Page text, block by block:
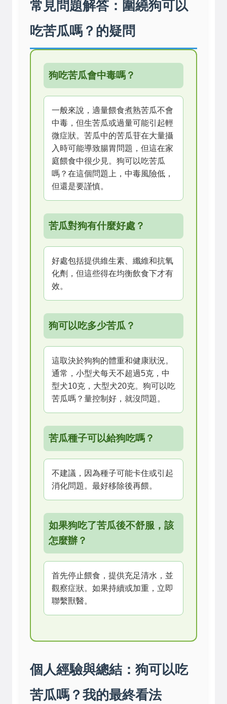
常見問題解答：圍繞狗可以
吃苦瓜嗎？的疑問
狗吃苦瓜會中毒嗎？
一般來說，適量餵食煮熟苦瓜不會
中毒，但生苦瓜或過量可能引起輕
微症狀。苦瓜中的苦瓜苷在大量攝
入時可能導致腸胃問題，但這在家
庭餵食中很少見。狗可以吃苦瓜
嗎？在這個問題上，中毒風險低，
但還是要謹慎。
苦瓜對狗有什麼好處？
好處包括提供維生素、纖維和抗氧
化劑，但這些得在均衡飲食下才有
效。
狗可以吃多少苦瓜？
這取決於狗狗的體重和健康狀況。
通常，小型犬每天不超過5克，中
型犬10克，大型犬20克。狗可以吃
苦瓜嗎？量控制好，就沒問題。
苦瓜種子可以給狗吃嗎？
不建議，因為種子可能卡住或引起
消化問題。最好移除後再餵。
如果狗吃了苦瓜後不舒服，該
怎麼辦？
首先停止餵食，提供充足清水，並
觀察症狀。如果持續或加重，立即
聯繫獸醫。
個人經驗與總結：狗可以吃
苦瓜嗎？我的最終看法